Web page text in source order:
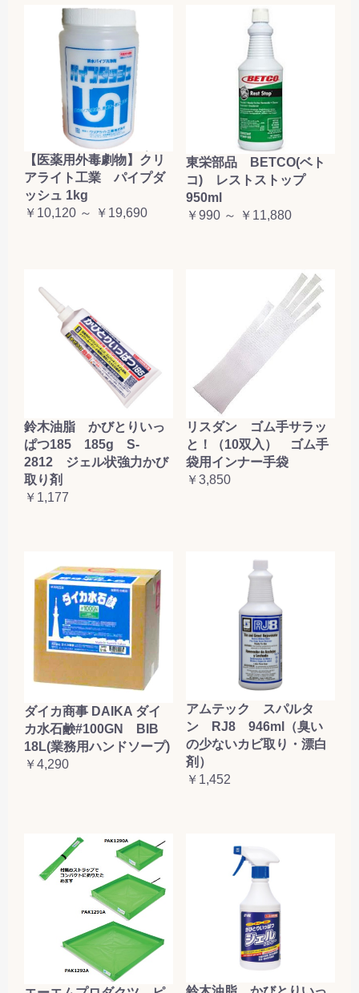
【医薬用外毒劇物】クリ
アライト工業 パイプダ
ッシュ 1kg
￥10,120 ～ ￥19,690
東栄部品 BETCO(ベト
コ) レストストップ
950ml
￥990 ～ ￥11,880
鈴木油脂 かびとりいっ
ぱつ185 185g S-
2812 ジェル状強力かび
取り剤
￥1,177
リスダン ゴム手サラッ
と！（10双入） ゴム手
袋用インナー手袋
￥3,850
ダイカ商事 DAIKA ダイ
カ水石鹸#100GN BIB
18L(業務用ハンドソープ)
￥4,290
アムテック スパルタ
ン RJ8 946ml（臭い
の少ないカビ取り・漂白
剤）
￥1,452